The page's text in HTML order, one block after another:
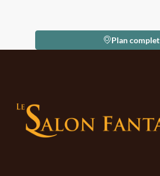
Plan complet